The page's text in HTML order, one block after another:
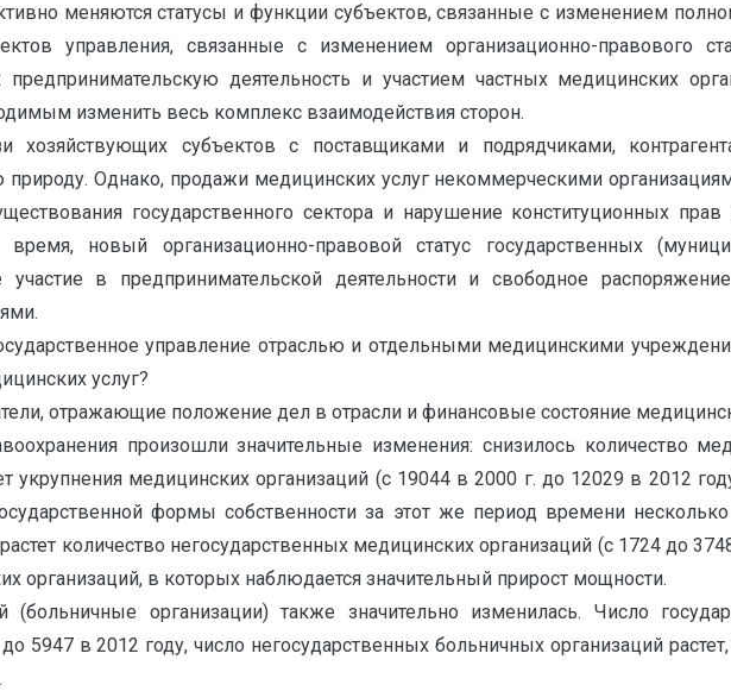
меняются статусы и функции субъектов, связанные с изменением
управления, связанные с изменением организационно-правового
деятельность и участием частных медицинских
изменить весь комплекс взаимодействия сторон.
хозяйствующих субъектов с поставщиками и подрядчиками,
природу. Однако, продажи медицинских услуг некоммерческими
государственного сектора и нарушение конституционных
новый организационно-правовой статус государственных
участие в предпринимательской деятельности и свободное
управление отраслью и отдельными медицинскими
услуг?
отражающие положение дел в отрасли и финансовые состояние
произошли значительные изменения: снизилось количество
укрупнения медицинских организаций (с 19044 в 2000 г. до 12029 в 2012
формы собственности за этот же период времени
количество негосударственных медицинских организаций (с 1724 до
организаций, в которых наблюдается значительный прирост мощности.
(больничные организации) также значительно изменилась. Число
5947 в 2012 году, число негосударственных больничных организаций